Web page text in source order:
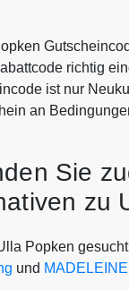
richtig
ist nur
an
Sie
zu
Popken
und MADELEINE